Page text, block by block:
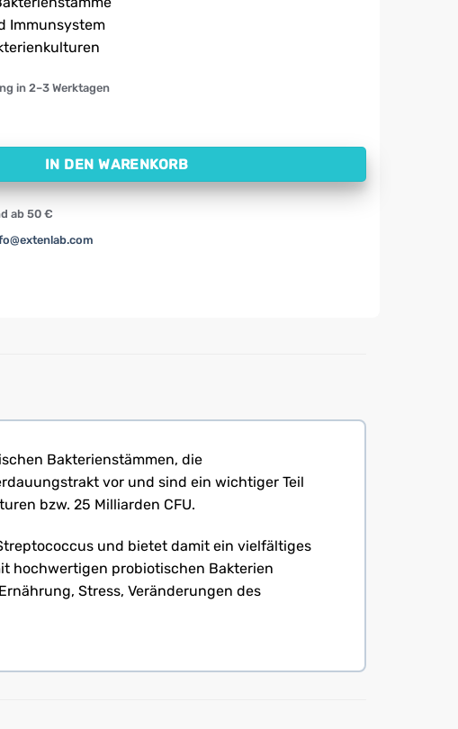
Immunsystem
in 2–3 Werktagen
nützlichen Bakterien NOW, 160 mg (30 Kapseln) Menge
IN DEN WARENKORB
ab 50 €
Bakterienstämmen, die
vor und sind ein wichtiger Teil
bzw. 25 Milliarden CFU.
und bietet damit ein vielfältiges
hochwertigen probiotischen Bakterien
Stress, Veränderungen des